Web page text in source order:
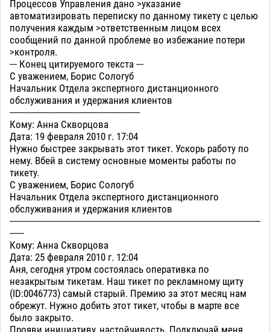
Процессов Управления дано >указание
автоматизировать переписку по данному тикету с целью
получения каждым >ответственным лицом всех
сообщений по данной проблеме во избежание потери
>контроля.
--- Конец цитируемого текста ---
С уважением, Борис Сологуб
Начальник Отдела экспертного дистанционного
обслуживания и удержания клиентов
------------------------------------------------------
Кому: Анна Скворцова
Дата: 19 февраля 2010 г. 17:04
Нужно быстрее закрывать этот тикет. Ускорь работу по
нему. Вбей в систему основные моменты работы по
тикету.
С уважением, Борис Сологуб
Начальник Отдела экспертного дистанционного
обслуживания и удержания клиентов
--------------------------------------------------------------------------------------------------------
------
Кому: Анна Скворцова
Дата: 25 февраля 2010 г. 12:04
Аня, сегодня утром состоялась оперативка по
незакрытым тикетам. Наш тикет по рекламному щиту
(ID:0046773) самый старый. Премию за этот месяц нам
обрежут. Нужно добить этот тикет, чтобы в марте все
было закрыто.